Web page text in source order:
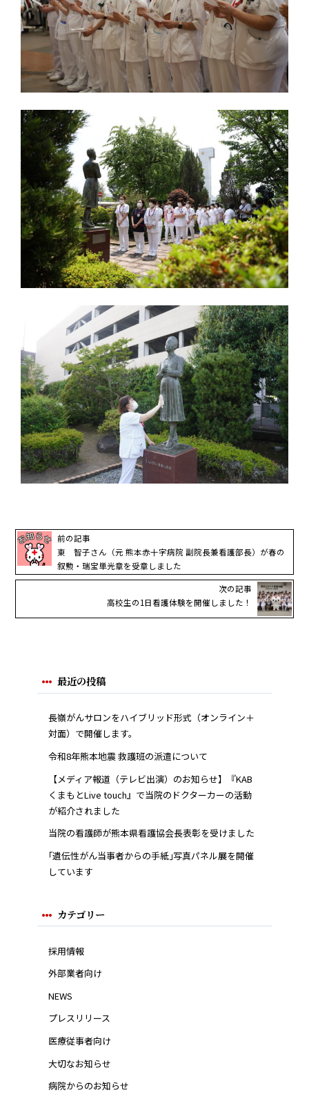
前の記事
東 智子さん（元 熊本赤十字病院 副院長兼看護部長）が春の
叙勲・瑞宝単光章を受章しました
次の記事
高校生の1日看護体験を開催しました！
最近の投稿
長嶺がんサロンをハイブリッド形式（オンライン＋
対面）で開催します。
令和8年熊本地震 救護班の派遣について
【メディア報道（テレビ出演）のお知らせ】『KAB
くまもとLive touch』で当院のドクターカーの活動
が紹介されました
当院の看護師が熊本県看護協会長表彰を受けました
｢遺伝性がん当事者からの手紙｣写真パネル展を開催
しています
カテゴリー
採用情報
外部業者向け
NEWS
プレスリリース
医療従事者向け
大切なお知らせ
病院からのお知らせ